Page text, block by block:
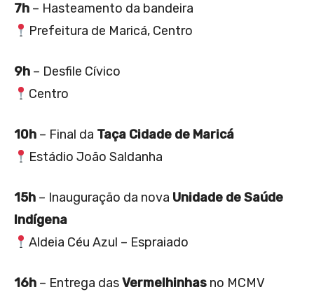
7h – Hasteamento da bandeira
Prefeitura de Maricá, Centro
9h – Desfile Cívico
Centro
10h – Final da Taça Cidade de Maricá
Estádio João Saldanha
15h – Inauguração da nova Unidade de Saúde
Indígena
Aldeia Céu Azul – Espraiado
16h – Entrega dasVermelhinhas no MCMV